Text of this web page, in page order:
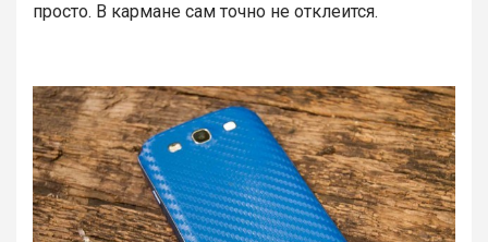
просто. В кармане сам точно не отклеится.